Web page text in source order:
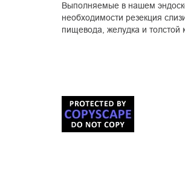
Выполняемые в нашем
необходимости резекция
пищевода, желудка и толстой